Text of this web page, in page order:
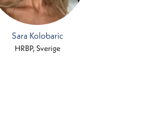
Sara Kolobaric
HRBP, Sverige